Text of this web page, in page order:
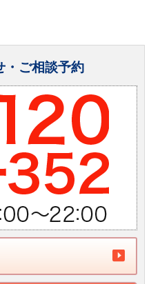
・ご相談予約